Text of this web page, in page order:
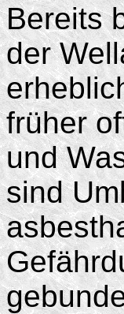
Bereits
der
früher
und
sind